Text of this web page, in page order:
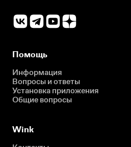
Помощь
Информация
Вопросы и ответы
Установка приложения
Общие вопросы
Wink